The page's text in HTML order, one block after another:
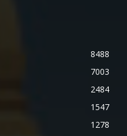
8488
7003
2484
1547
1278